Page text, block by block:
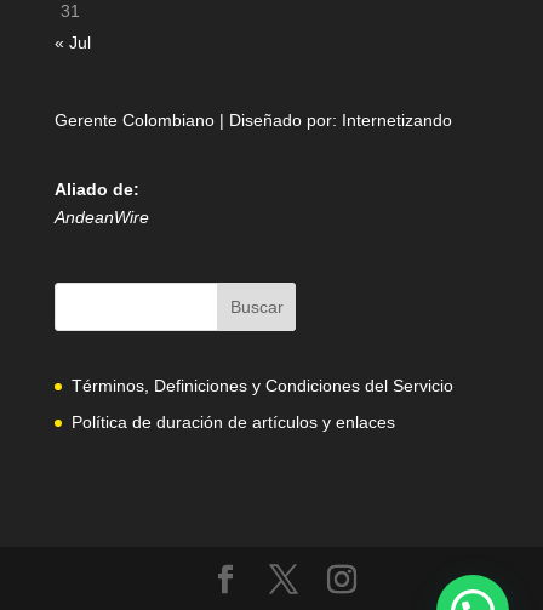
31
« Jul
Gerente Colombiano | Diseñado por: Internetizando
Aliado de:
AndeanWire
Términos, Definiciones y Condiciones del Servicio
Política de duración de artículos y enlaces